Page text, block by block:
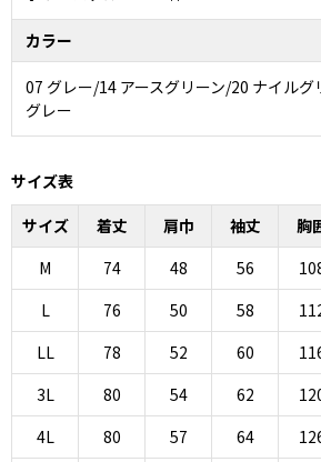
カラー
07 グレー/14 アースグリーン/20 ナイル
グレー
サイズ表
サイズ
着丈 肩巾 袖丈
胸
M
74 48 56
L
76 50 58
LL
78 52 60
3L
80 54 62
4L
80 57 64